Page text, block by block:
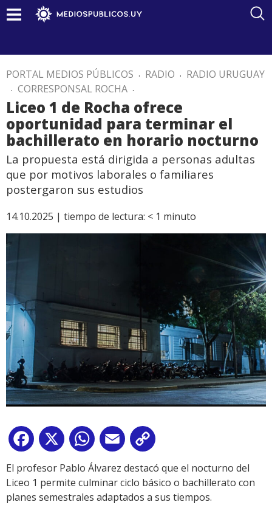
PORTAL MEDIOS PÚBLICOS . RADIO . RADIO URUGUAY
. CORRESPONSAL ROCHA .
Liceo 1 de Rocha ofrece
oportunidad para terminar el
bachillerato en horario nocturno
La propuesta está dirigida a personas adultas
que por motivos laborales o familiares
postergaron sus estudios
14.10.2025 | tiempo de lectura: < 1 minuto
Facebook
X WhatsApp
Email
Link
El profesor Pablo Álvarez destacó que el nocturno del
Liceo 1 permite culminar ciclo básico o bachillerato con
planes semestrales adaptados a sus tiempos.